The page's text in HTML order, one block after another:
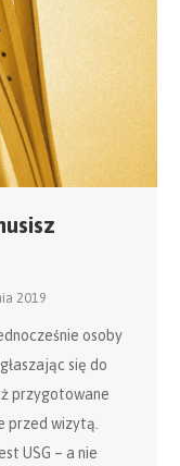
2019
osoby
się do
przygotowane
przed wizytą.
USG – a nie